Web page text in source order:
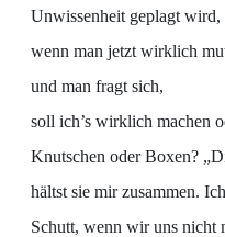
Unwissenheit geplagt wird,
wenn man jetzt wirklich
und man fragt sich,
soll ich’s wirklich machen
Knutschen oder Boxen?
hältst sie mir zusammen.
Schutt, wenn wir uns nicht